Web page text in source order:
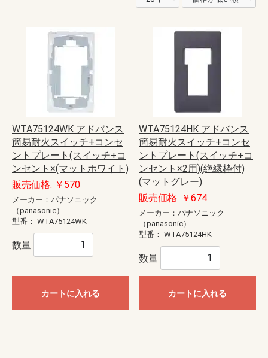
WTA75124WK アドバンス
簡易耐火スイッチ+コンセ
ントプレート(スイッチ+コ
ンセント×(マットホワイト)
販売価格: ￥570
メーカー：パナソニック
（panasonic）
型番： WTA75124WK
数量
カートに入れる
WTA75124HK アドバンス
簡易耐火スイッチ+コンセ
ントプレート(スイッチ+コ
ンセント×2用)(絶縁枠付)
(マットグレー)
販売価格: ￥674
メーカー：パナソニック
（panasonic）
型番： WTA75124HK
数量
カートに入れる